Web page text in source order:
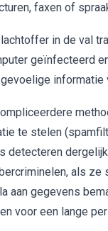
faxen of
in de val
geïnfecteerd
informatie
te stelen
detecteren
als ze
aan gegevens
voor een lange